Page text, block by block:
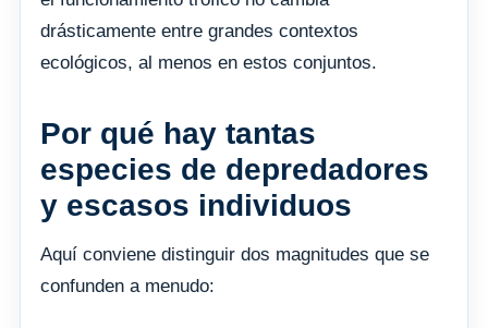
drásticamente entre grandes contextos
ecológicos, al menos en estos conjuntos.
Por qué hay tantas
especies de depredadores
y escasos individuos
Aquí conviene distinguir dos magnitudes que se
confunden a menudo: